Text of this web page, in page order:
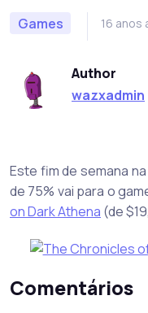
Games 16 anos
Author
wazxadmin
Este fim de semana
de 75% vai para o
on Dark Athena (de
Comentários